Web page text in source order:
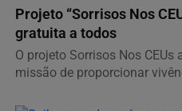
Projeto “Sorrisos Nos
gratuita a todos
O projeto Sorrisos Nos
missão de proporcionar